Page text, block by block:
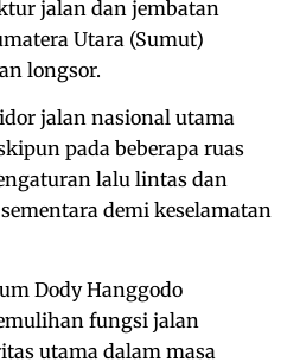
jalan dan jembatan
Utara (Sumut)
longsor.
jalan nasional utama
pada beberapa ruas
lalu lintas dan
demi keselamatan
Dody Hanggodo
fungsi jalan
utama dalam masa